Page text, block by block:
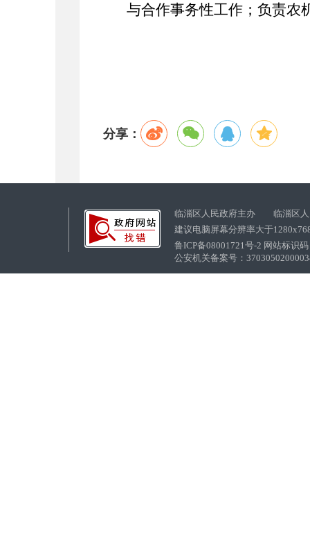
与合作事务性工作；负责农
分享：
临淄区人民政府主办 临淄区人
建议电脑屏幕分辨率大于
鲁ICP备08001721号-2 网站标识
公安机关备案号：